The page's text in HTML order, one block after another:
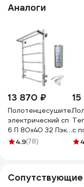
Аналоги
13 870 ₽
Полотенцесушитель
электрический сп
6 П 80х40 32 Пэк
сп 6 П 80х40 32
4.9(78)
с